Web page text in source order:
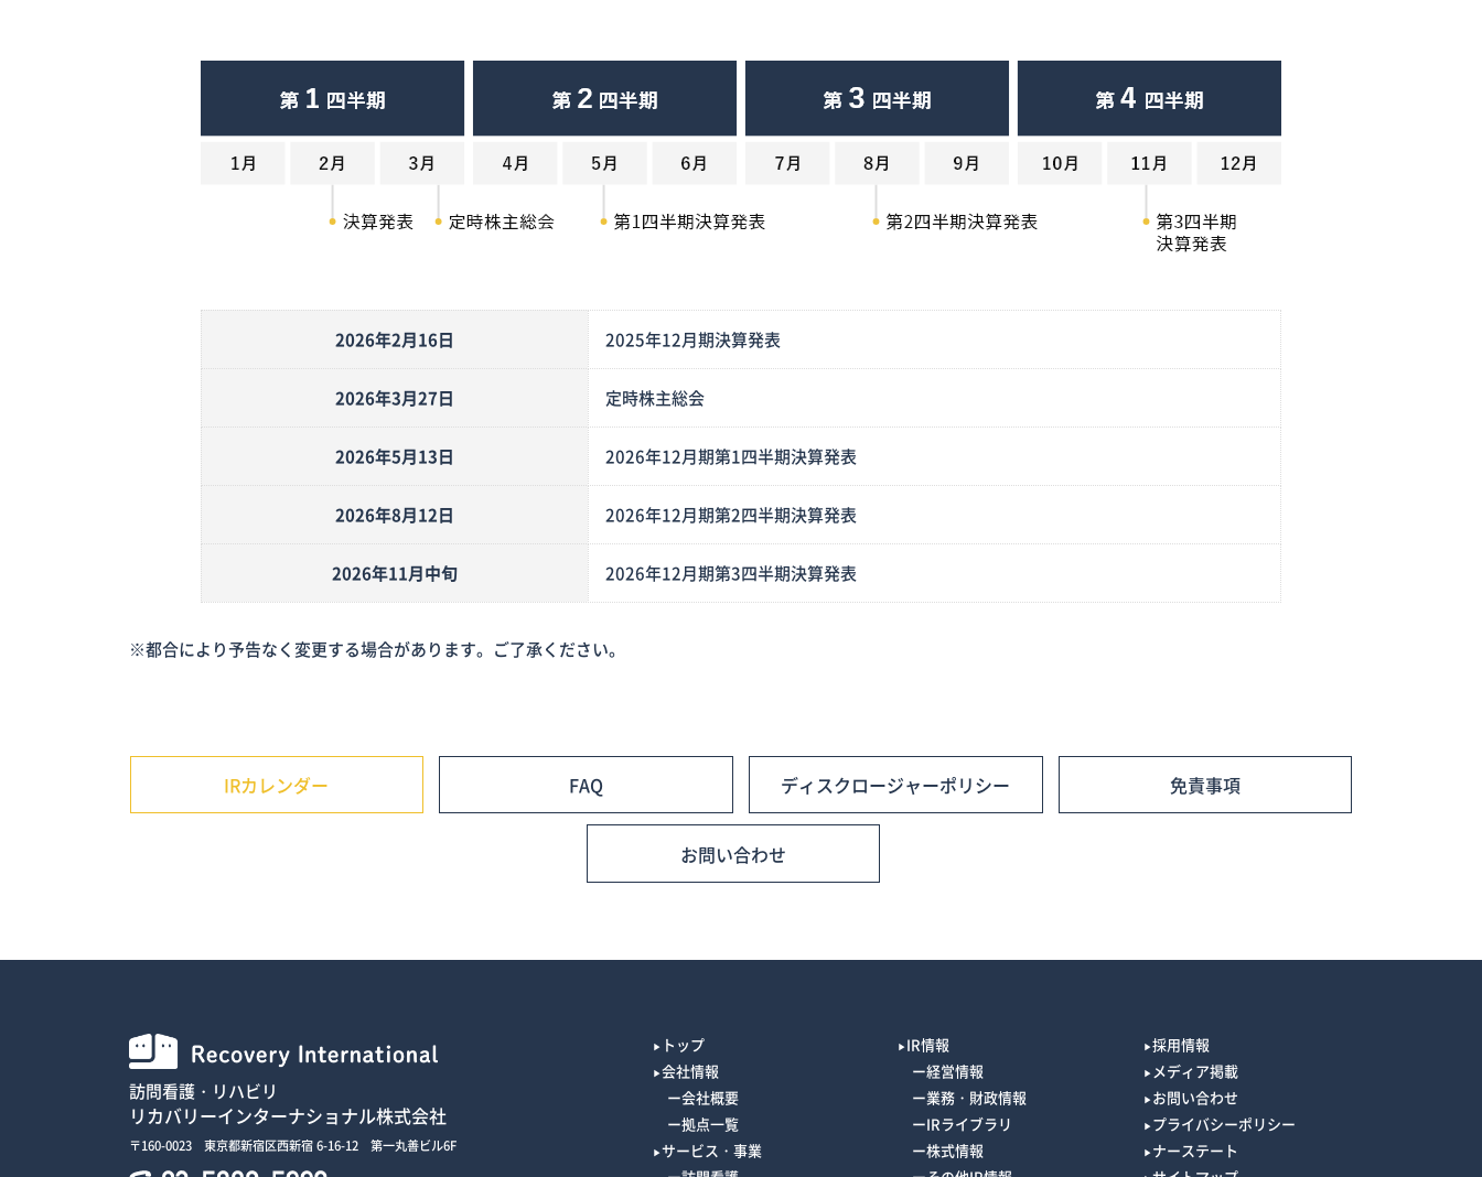
2026年2月16日 2025年12月期決算発表
2026年3月27日 定時株主総会
2026年5月13日 2026年12月期第1四半期決算発表
2026年8月12日 2026年12月期第2四半期決算発表
2026年11月中旬 2026年12月期第3四半期決算発表
※都合により予告なく変更する場合があります。ご了承ください。
IRカレンダー FAQ ディスクロージャーポリシー 免責事項
お問い合わせ
訪問看護・リハビリ
リカバリーインターナショナル株式会社
〒160-0023 東京都新宿区西新宿 6-16-12 第一丸善ビル6F
トップ
会社情報
会社概要
拠点一覧
サービス・事業
IR情報
経営情報
業務・財政情報
IRライブラリ
株式情報
採用情報
メディア掲載
お問い合わせ
プライバシーポリシー
ナーステート